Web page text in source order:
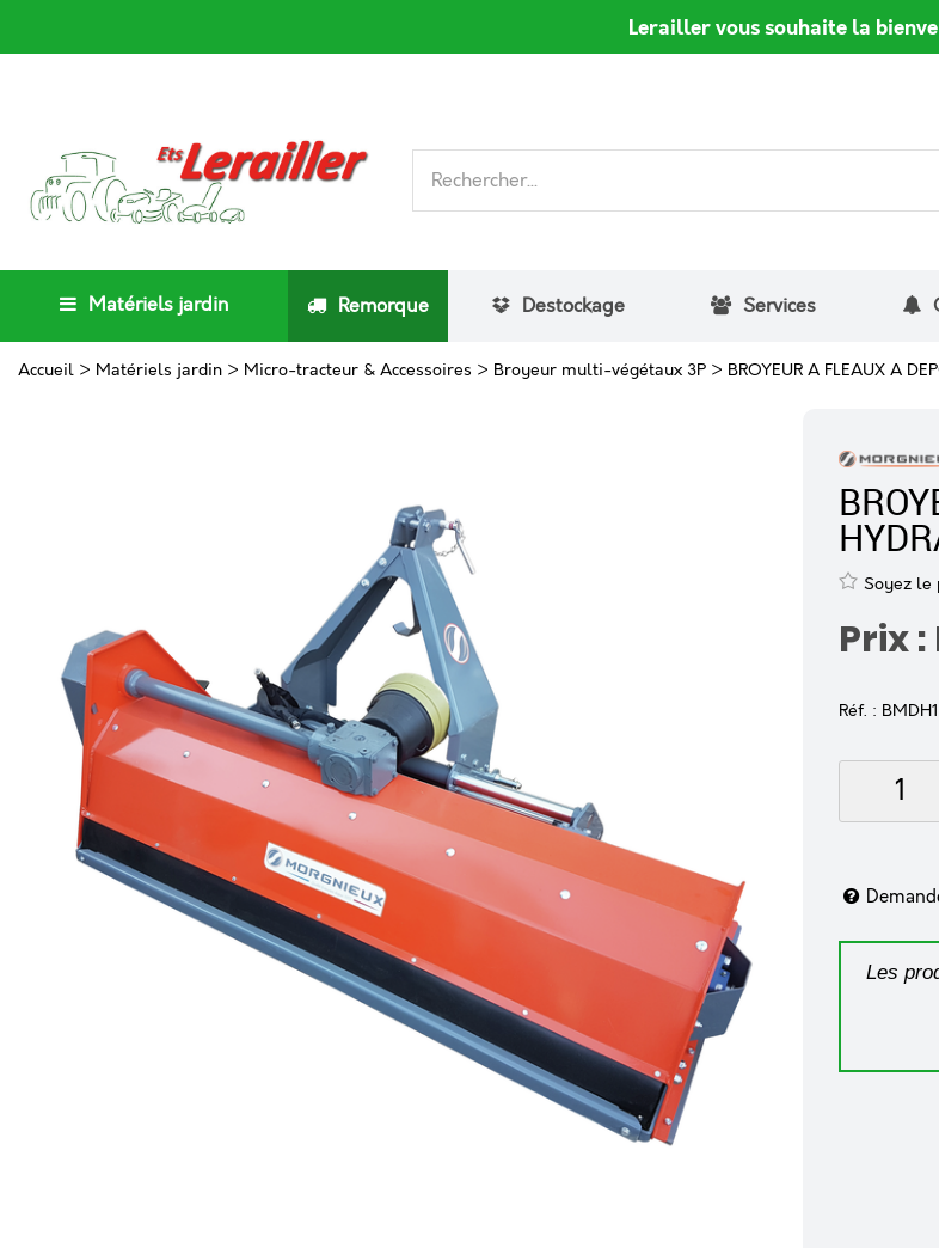
Lerailler vous souhaite la
Matériels jardin Remorque Destockage Services
Accueil > Matériels jardin > Micro-tracteur & Accessoires > Broyeur multi-végétaux 3P > BROYEUR A FLEAUX A
Soyez le
Prix
Réf. :
Les